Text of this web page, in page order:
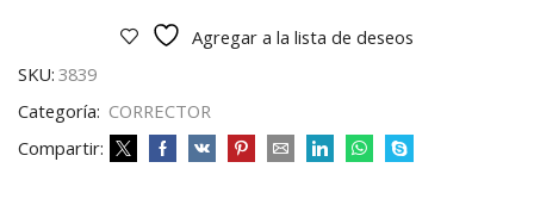
cantidad
Agregar a la lista de deseos
SKU: 3839
Categoría: CORRECTOR
Compartir: